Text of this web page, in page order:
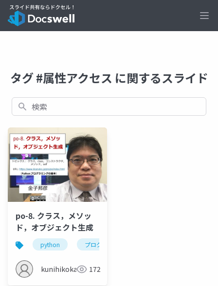
タグ #属性アクセス に関するスライド
検索
po-8. クラス，メソッ
ド，オブジェクト生成
python プログラミング
kunihikokaneko172